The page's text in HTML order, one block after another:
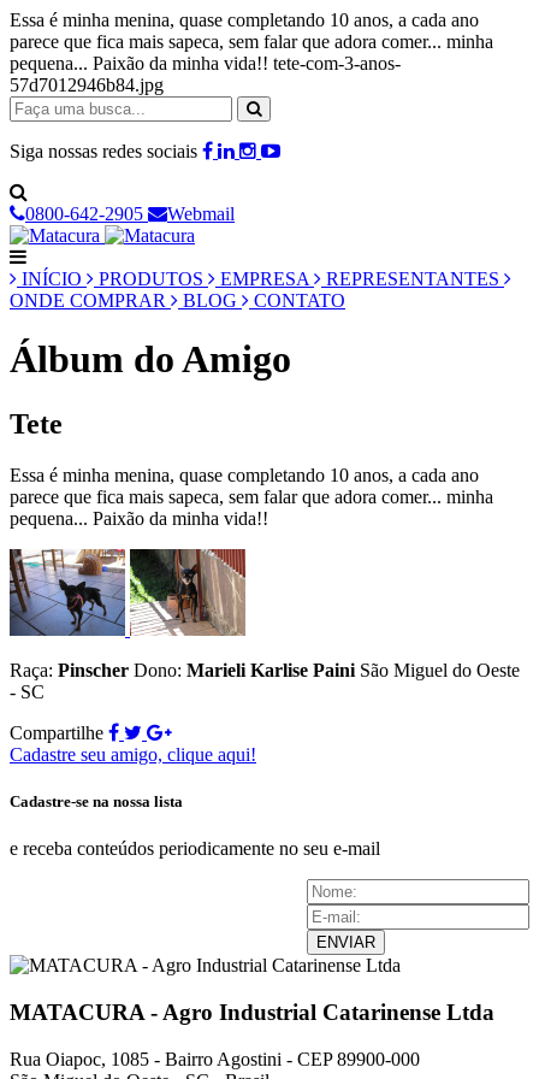
Essa é minha menina, quase completando 10 anos, a cada ano
parece que fica mais sapeca, sem falar que adora comer... minha
pequena... Paixão da minha vida!! tete-com-3-anos-
57d7012946b84.jpg
Siga nossas redes sociais
0800-642-2905 Webmail
INÍCIO PRODUTOS EMPRESA
REPRESENTANTES
ONDE COMPRAR
BLOG CONTATO
Álbum do Amigo
Tete
Essa é minha menina, quase completando 10 anos, a cada ano
parece que fica mais sapeca, sem falar que adora comer... minha
pequena... Paixão da minha vida!!
Raça: Pinscher Dono: Marieli Karlise Paini São Miguel do Oeste
- SC
Compartilhe
Cadastre seu amigo, clique aqui!
Cadastre-se na nossa lista
e receba conteúdos periodicamente no seu e-mail
ENVIAR
MATACURA - Agro Industrial Catarinense Ltda
Rua Oiapoc, 1085 - Bairro Agostini - CEP 89900-000